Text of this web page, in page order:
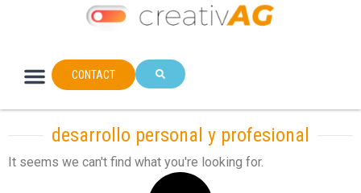
CONTACT
desarrollo personal y profesional
It seems we can't find what you're looking for.